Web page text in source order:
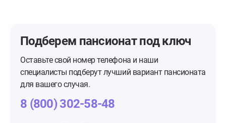
Подберем пансионатпод ключ
Оставьте свой номер телефона и наши
специалисты подберут лучший вариант пансионата
для вашего случая.
8 (800) 302-58-48